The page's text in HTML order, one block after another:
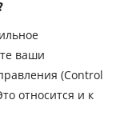
ваши
(Control
относится и к